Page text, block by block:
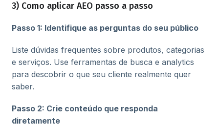
3) Como aplicar AEO passo a passo
Passo 1: Identifique as perguntas do seu público
Liste dúvidas frequentes sobre produtos, categorias
e serviços. Use ferramentas de busca e analytics
para descobrir o que seu cliente realmente quer
saber.
Passo 2: Crie conteúdo que responda
diretamente